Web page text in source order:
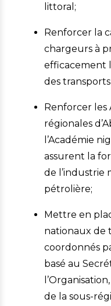
littoral;
Renforcer la
chargeurs à
efficacement
des
Renforcer les
régionales
l’Académie
assurent la
de l’industrie
pétrolière;
Mettre en
nationaux de
coordonnés
basé au
de la sous-